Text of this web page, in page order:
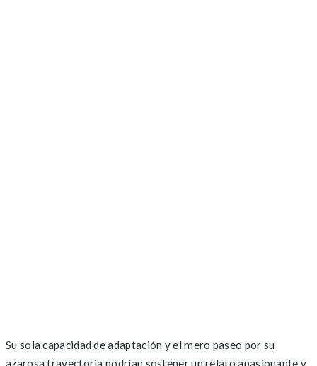
Su sola capacidad de adaptación y el mero paseo por su
azarosa trayectoria podrían sostener un relato apasionante y